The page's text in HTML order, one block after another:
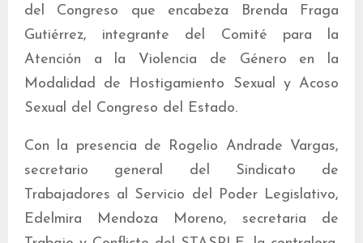
del Congreso que encabeza Brenda Fraga
Gutiérrez, integrante del Comité para la
Atención a la Violencia de Género en la
Modalidad de Hostigamiento Sexual y Acoso
Sexual del Congreso del Estado.
Con la presencia de Rogelio Andrade Vargas,
secretario general del Sindicato de
Trabajadores al Servicio del Poder Legislativo,
Edelmira Mendoza Moreno, secretaria de